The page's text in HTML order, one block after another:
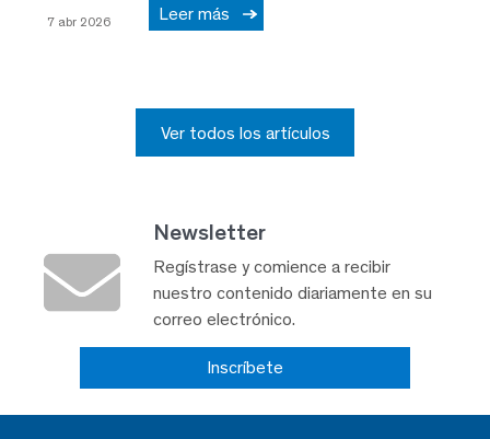
7 abr 2026 Leer más
Ver todos los artículos
Newsletter
Regístrase y comience a recibir
nuestro contenido diariamente en su
correo electrónico.
Inscríbete